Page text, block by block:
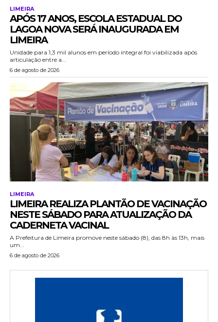
LIMEIRA
APÓS 17 ANOS, ESCOLA ESTADUAL DO
LAGOA NOVA SERÁ INAUGURADA EM
LIMEIRA
Unidade para 1,3 mil alunos em período integral foi viabilizada após
articulação entre a...
6 de agosto de 2026
LIMEIRA
LIMEIRA REALIZA PLANTÃO DE VACINAÇÃO
NESTE SÁBADO PARA ATUALIZAÇÃO DA
CADERNETA VACINAL
A Prefeitura de Limeira promove neste sábado (8), das 8h às 13h, mais
um...
6 de agosto de 2026